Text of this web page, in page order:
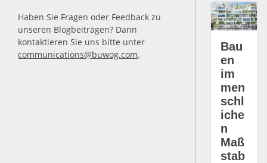
Haben Sie Fragen oder Feedback zu
unseren Blogbeiträgen? Dann
kontaktieren Sie uns bitte unter
communications@buwog.com.
Bau
en
im
men
schl
iche
n
Maß
stab